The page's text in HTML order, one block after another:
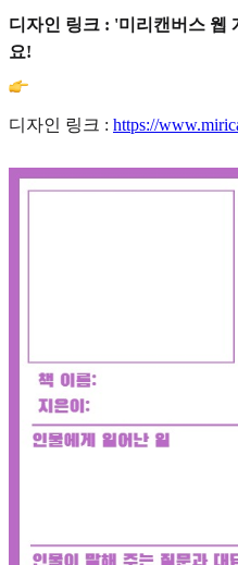
디자인 링크 : '미리캔버스 웹
요!
디자인 링크 : https://